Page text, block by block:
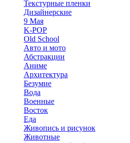
Текстурные пленки
Дизайнерские
9 Мая
K-POP
Old School
Авто и мото
Абстракции
Аниме
Архитектура
Безумие
Вода
Военные
Восток
Еда
Живопись и рисунок
Животные